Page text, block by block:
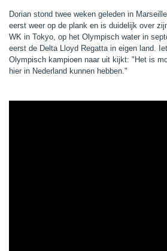
Dorian stond twee weken geleden in
eerst weer op de plank en is duidelijk over
WK in Tokyo, op het Olympisch water in
eerst de Delta Lloyd Regatta in eigen land.
Olympisch kampioen naar uit kijkt: "Het is
hier in Nederland kunnen hebben."